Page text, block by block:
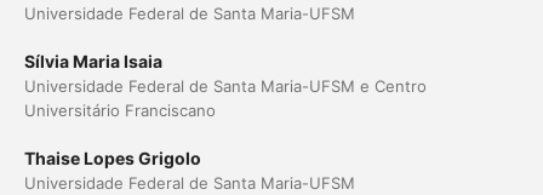
Universidade Federal de Santa Maria-UFSM
Sílvia Maria Isaia
Universidade Federal de Santa Maria-UFSM e Centro
Universitário Franciscano
Thaise Lopes Grigolo
Universidade Federal de Santa Maria-UFSM